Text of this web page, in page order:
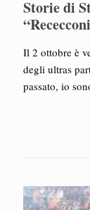
Storie di
Il 2 ottobre è
degli ultras
passato, io